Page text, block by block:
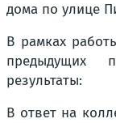
дома по улице
В рамках
предыдущих
результаты:
В ответ на